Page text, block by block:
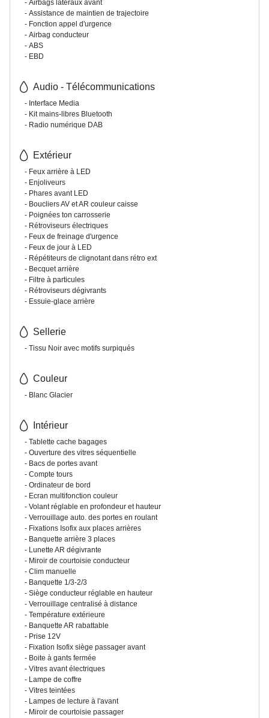
Airbags latéraux avant
Assistance de maintien de trajectoire
Fonction appel d'urgence
Airbag conducteur
ABS
EBD
Audio - Télécommunications
Interface Media
Kit mains-libres Bluetooth
Radio numérique DAB
Extérieur
Feux arrière à LED
Enjoliveurs
Phares avant LED
Boucliers AV et AR couleur caisse
Poignées ton carrosserie
Rétroviseurs électriques
Feux de freinage d'urgence
Feux de jour à LED
Répétiteurs de clignotant dans rétro ext
Becquet arrière
Filtre à particules
Rétroviseurs dégivrants
Essuie-glace arrière
Sellerie
Tissu Noir avec motifs surpiqués
Couleur
Blanc Glacier
Intérieur
Tablette cache bagages
Ouverture des vitres séquentielle
Bacs de portes avant
Compte tours
Ordinateur de bord
Ecran multifonction couleur
Volant réglable en profondeur et hauteur
Verrouillage auto. des portes en roulant
Fixations Isofix aux places arrières
Banquette arrière 3 places
Lunette AR dégivrante
Miroir de courtoisie conducteur
Clim manuelle
Banquette 1/3-2/3
Siège conducteur réglable en hauteur
Verrouillage centralisé à distance
Température extérieure
Banquette AR rabattable
Prise 12V
Fixation Isofix siège passager avant
Boite à gants fermée
Vitres avant électriques
Lampe de coffre
Vitres teintées
Lampes de lecture à l'avant
Miroir de courtoisie passager